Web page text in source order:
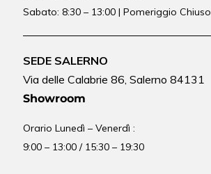
Sabato: 8:30 – 13:00 | Pomeriggio Chiuso
SEDE SALERNO
Via delle Calabrie 86, Salerno 84131
Showroom
Orario Lunedì – Venerdì :
9:00 – 13:00 / 15:30 – 19:30